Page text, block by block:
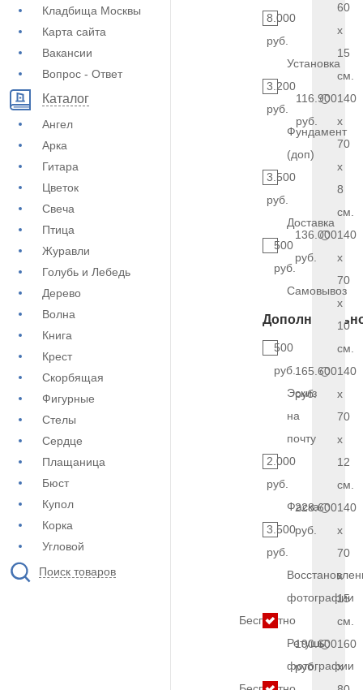
Кладбища Москвы
Карта сайта
Вакансии
Вопрос - Ответ
Каталог
Ангел
Арка
Гитара
Цветок
Свеча
Птица
Журавли
Голубь и Лебедь
Дерево
Волна
Книга
Крест
Скорбящая
Фигурные
Стелы
Сердце
Плащаница
Бюст
Купол
Корка
Угловой
Поиск товаров
8.000
руб.
Установка
3.200
руб.
Фундамент
(доп)
3.500
руб.
Доставка
500
руб.
Самовывоз
500
руб.
Эскиз
на
почту
2.000
руб.
Фаска
3.500
руб.
фотографии
Бесплатно
Ретушь
фотографии
60
x
15
см.
116.900
руб.
140
x
70
x
8
см.
136.000
руб.
140
x
70
x
10
см.
165.600
руб.
140
x
70
x
12
см.
228.600
руб.
140
x
70
x
15
см.
190.600
руб.
160
x